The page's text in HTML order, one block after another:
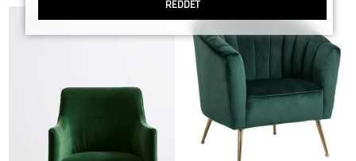
REDDET